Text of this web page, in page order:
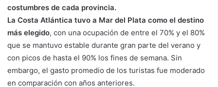
costumbres de cada provincia.
La Costa Atlántica tuvo a Mar del Plata como el destino
más elegido, con una ocupación de entre el 70% y el 80%
que se mantuvo estable durante gran parte del verano y
con picos de hasta el 90% los fines de semana. Sin
embargo, el gasto promedio de los turistas fue moderado
en comparación con años anteriores.